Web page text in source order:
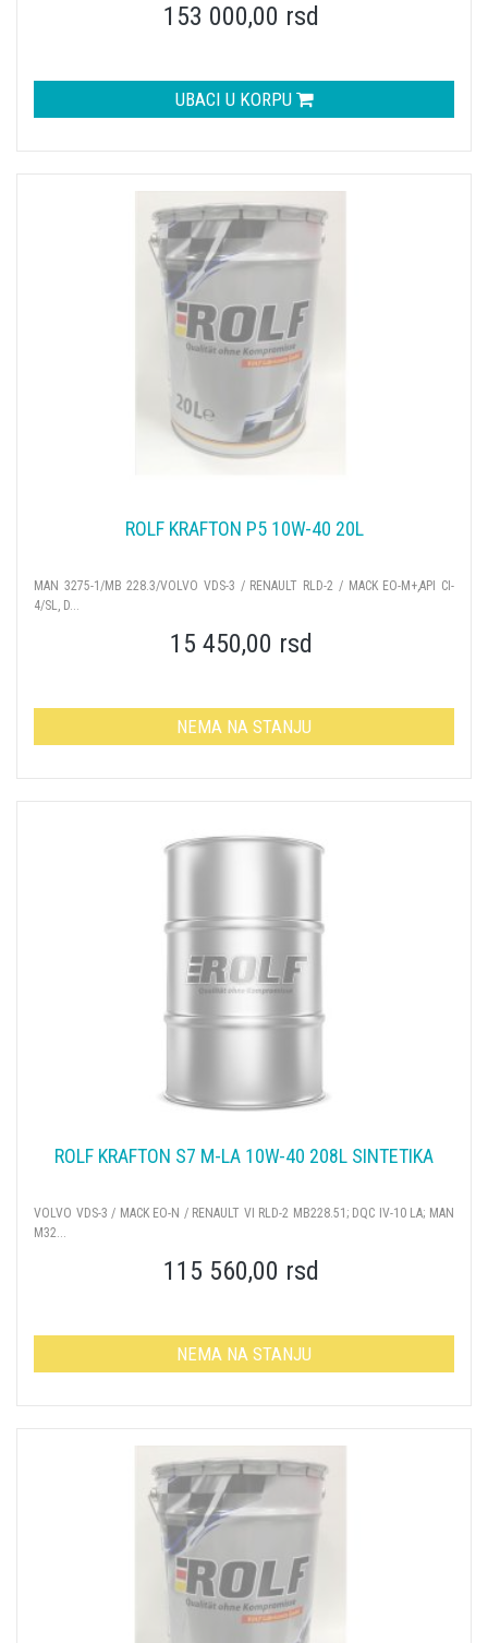
153 000,00 rsd
UBACI U KORPU
ROLF KRAFTON P5 10W-40 20L
MAN 3275-1/MB 228.3/VOLVO VDS-3 / RENAULT RLD-2 / MACK EO-M+,API CI-
4/SL, D...
15 450,00 rsd
NEMA NA STANJU
ROLF KRAFTON S7 M-LA 10W-40 208L SINTETIKA
VOLVO VDS-3 / MACK EO-N / RENAULT VI RLD-2 MB228.51; DQC IV-10 LA; MAN
M32...
115 560,00 rsd
NEMA NA STANJU